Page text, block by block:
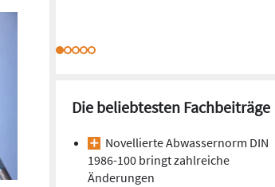
Die beliebtesten Fachbeiträge
Novellierte Abwassernorm DIN
1986-100 bringt zahlreiche
Änderungen